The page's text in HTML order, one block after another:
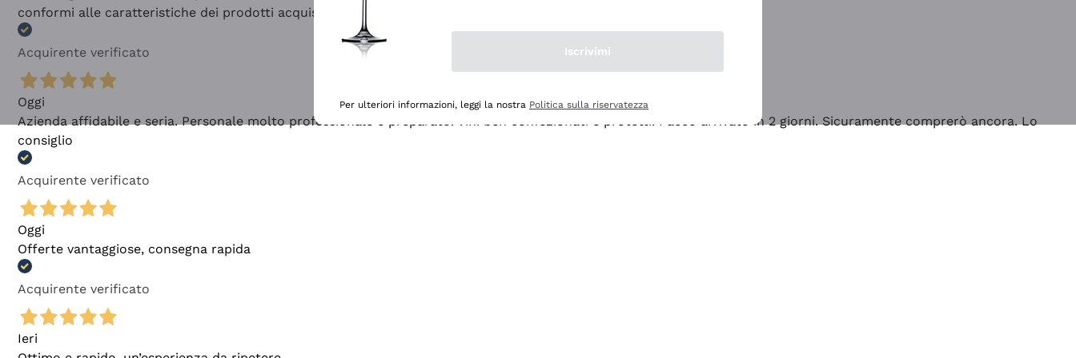
conformi alle caratteristiche dei prodotti acquistati
Acquirente verificato
Oggi
Azienda affidabile e seria. Personale molto professionale e preparato. Vini ben confezionati e protetti. Pacco arrivato in 2 giorni. Sicuramente comprerò ancora. Lo
consiglio
Acquirente verificato
Oggi
Offerte vantaggiose, consegna rapida
Acquirente verificato
Ieri
Iscrivimi
Per ulteriori informazioni, leggi la nostra Politica sulla riservatezza